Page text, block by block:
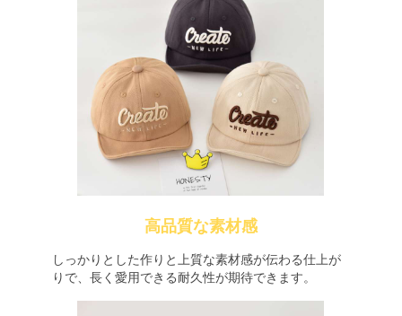
高品質な素材感
しっかりとした作りと上質な素材感が伝わる仕上が
りで、長く愛用できる耐久性が期待できます。